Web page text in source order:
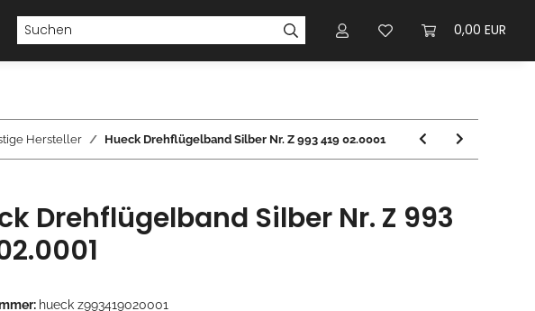
0,00 EUR
Verarbeiter
Hersteller Hueck Drehflügelband Silber Nr. Z 993 419 02.0001
Drehflügelband Silber Nr. Z 993
hueck z993419020001